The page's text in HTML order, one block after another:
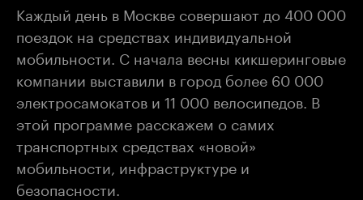
Каждый день в Москве совершают до 400 000
поездок на средствах индивидуальной
мобильности. С начала весны кикшеринговые
компании выставили в город более 60 000
электросамокатов и 11 000 велосипедов. В
этой программе расскажем о самих
транспортных средствах «новой»
мобильности, инфраструктуре и
безопасности.